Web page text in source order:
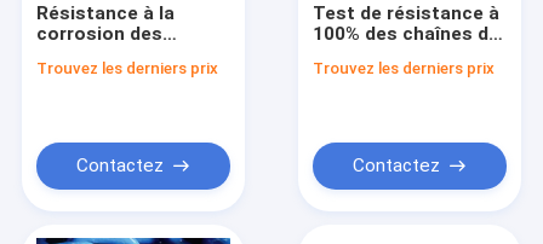
Résistance à la
corrosion des
industrielles
Trouvez les derniers prix
Contactez
Test de résistance à
100% des chaînes de
Trouvez les derniers prix
Contactez